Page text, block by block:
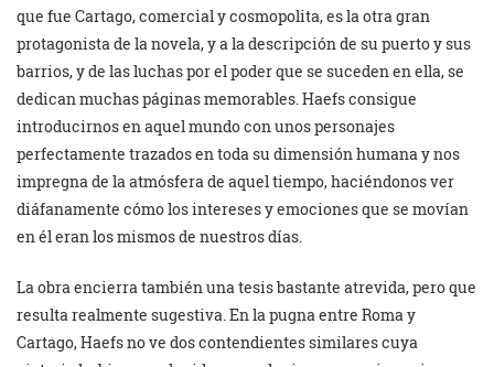
que fue Cartago, comercial y cosmopolita, es la otra gran
protagonista de la novela, y a la descripción de su puerto y sus
barrios, y de las luchas por el poder que se suceden en ella, se
dedican muchas páginas memorables. Haefs consigue
introducirnos en aquel mundo con unos personajes
perfectamente trazados en toda su dimensión humana y nos
impregna de la atmósfera de aquel tiempo, haciéndonos ver
diáfanamente cómo los intereses y emociones que se movían
en él eran los mismos de nuestros días.
La obra encierra también una tesis bastante atrevida, pero que
resulta realmente sugestiva. En la pugna entre Roma y
Cartago, Haefs no ve dos contendientes similares cuya